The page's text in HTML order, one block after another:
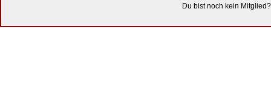
Du bist noch kein